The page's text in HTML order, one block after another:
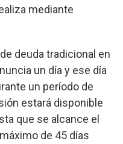
mediante
deuda tradicional en
un día y ese día
un período de
estará disponible
que se alcance el
de 45 días